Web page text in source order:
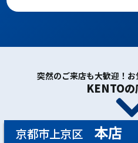
突然のご来店も大歓迎！
KENTO
京都市上京区 本店